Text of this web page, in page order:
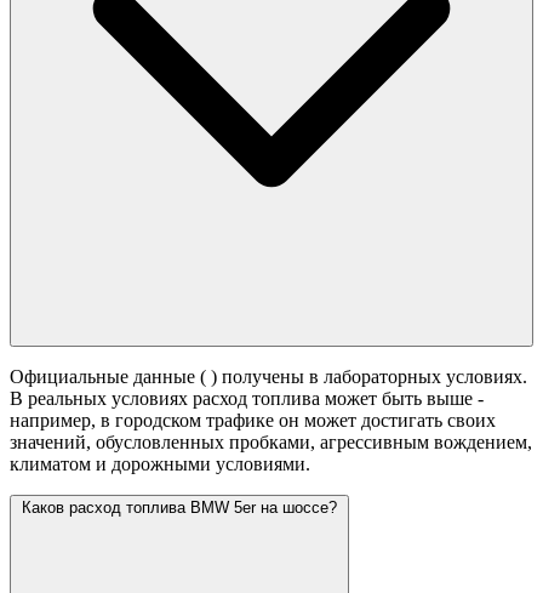
Официальные данные ( ) получены в лабораторных условиях.
В реальных условиях расход топлива может быть выше -
например, в городском трафике он может достигать своих
значений, обусловленных пробками, агрессивным вождением,
климатом и дорожными условиями.
Каков расход топлива BMW 5er на шоссе?